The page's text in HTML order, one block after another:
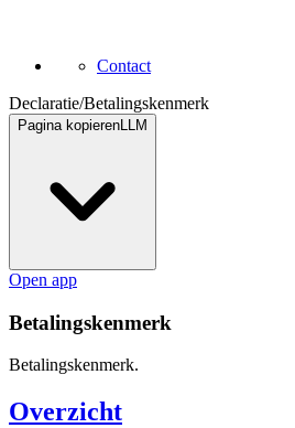
Contact
Declaratie/Betalingskenmerk
Pagina kopierenLLM
Open app
Betalingskenmerk
Betalingskenmerk.
Overzicht